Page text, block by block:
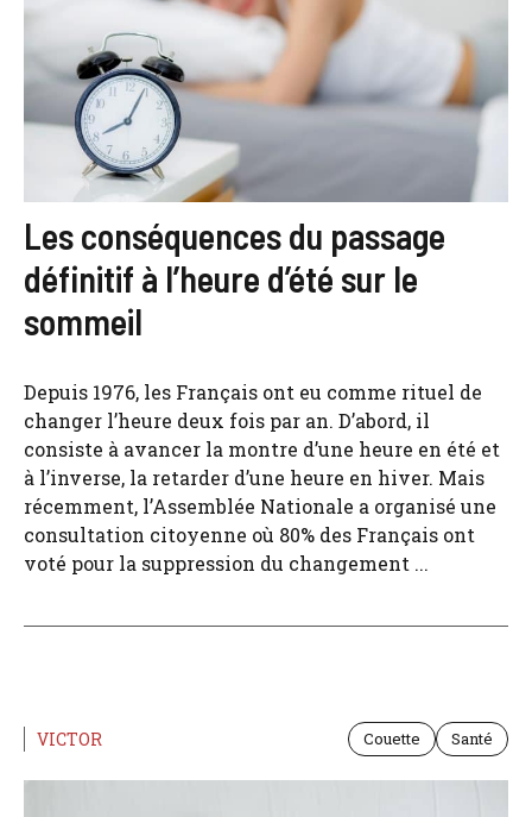
Les conséquences du passage
définitif à l’heure d’été sur le
sommeil
Depuis 1976, les Français ont eu comme rituel de
changer l’heure deux fois par an. D’abord, il
consiste à avancer la montre d’une heure en été et
à l’inverse, la retarder d’une heure en hiver. Mais
récemment, l’Assemblée Nationale a organisé une
consultation citoyenne où 80% des Français ont
voté pour la suppression du changement ...
VICTOR Couette Santé